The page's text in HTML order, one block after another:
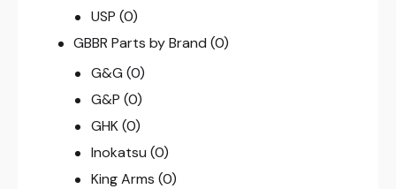
USP (0)
GBBR Parts by Brand (0)
G&G (0)
G&P (0)
GHK (0)
Inokatsu (0)
King Arms (0)